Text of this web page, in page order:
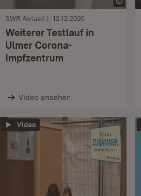
SWR Aktuell 12.12.2020
Weiterer Testlauf in
Ulmer Corona-
Impfzentrum
Video ansehen
Video